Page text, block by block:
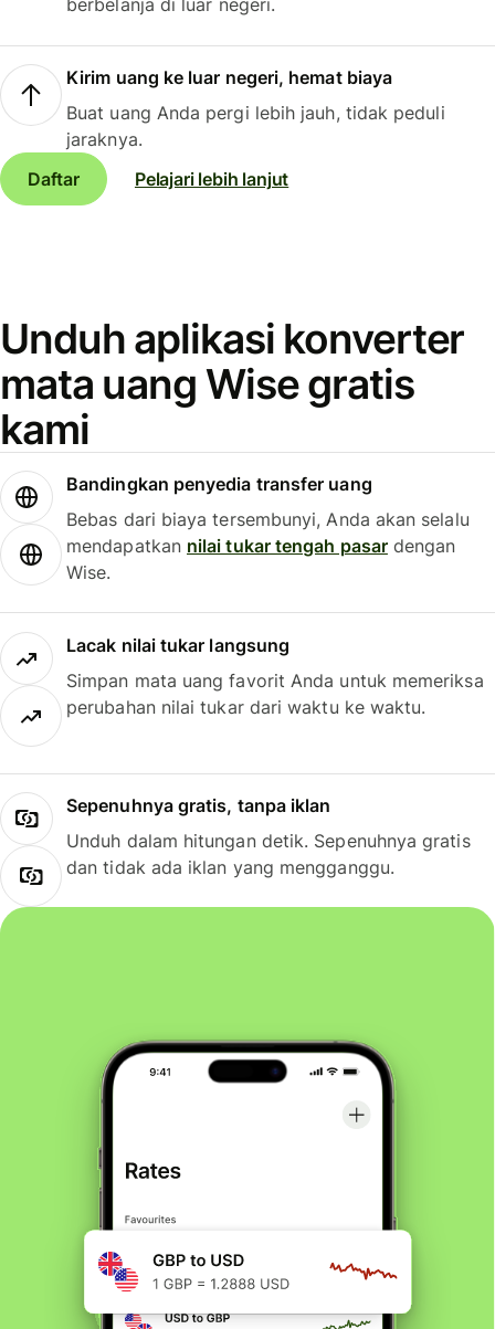
berbelanja di luar negeri.
Kirim uang ke luar negeri, hemat biaya
Buat uang Anda pergi lebih jauh, tidak peduli
jaraknya.
Daftar
Pelajari lebih lanjut
Unduh aplikasi konverter
mata uang Wise gratis
kami
Bandingkan penyedia transfer uang
Bebas dari biaya tersembunyi, Anda akan selalu
mendapatkan nilai tukar tengah pasardengan
Wise.
Lacak nilai tukar langsung
Simpan mata uang favorit Anda untuk memeriksa
perubahan nilai tukar dari waktu ke waktu.
Sepenuhnya gratis, tanpa iklan
Unduh dalam hitungan detik. Sepenuhnya gratis
dan tidak ada iklan yang mengganggu.